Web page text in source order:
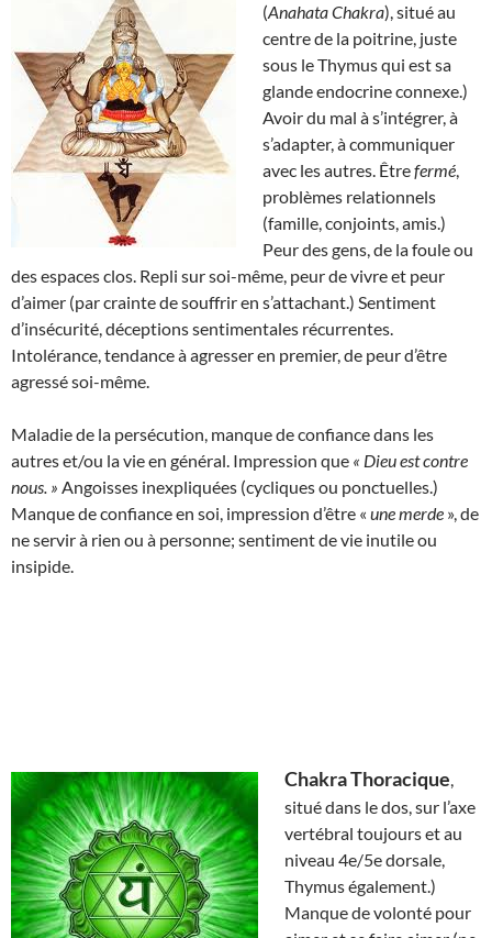
(Anahata Chakra), situé au
centre de la poitrine, juste
sous le Thymus qui est sa
glande endocrine connexe.)
Avoir du mal à s’intégrer, à
s’adapter, à communiquer
avec les autres. Êtrefermé,
problèmes relationnels
(famille, conjoints, amis.)
Peur des gens, de la foule ou
des espaces clos. Repli sur soi-même, peur de vivre et peur
d’aimer (par crainte de souffrir en s’attachant.) Sentiment
d’insécurité, déceptions sentimentales récurrentes.
Intolérance, tendance à agresser en premier, de peur d’être
agressé soi-même.
Maladie de la persécution, manque de confiance dans les
autres et/ou la vie en général. Impression que « Dieu est contre
nous. » Angoisses inexpliquées (cycliques ou ponctuelles.)
Manque de confiance en soi, impression d’être « une merde », de
ne servir à rien ou à personne; sentiment de vie inutile ou
insipide.
Chakra Thoracique,
situé dans le dos, sur l’axe
vertébral toujours et au
niveau 4e/5e dorsale,
Thymus également.)
Manque de volonté pour